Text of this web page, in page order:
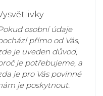
osobní údaje
přímo od Vás,
je uveden důvod,
je potřebujeme, a
je pro Vás povinné
je poskytnout.